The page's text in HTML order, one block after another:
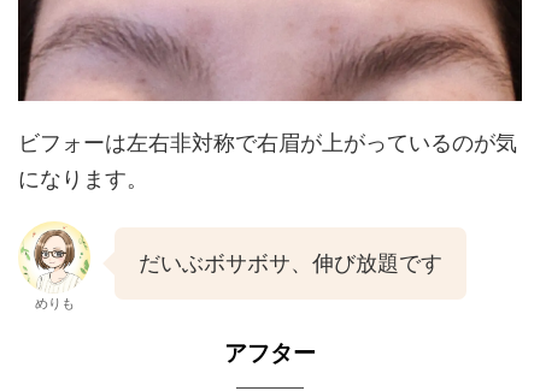
ビフォーは左右非対称で右眉が上がっているのが気
になります。
めりも
だいぶボサボサ、伸び放題です
アフター